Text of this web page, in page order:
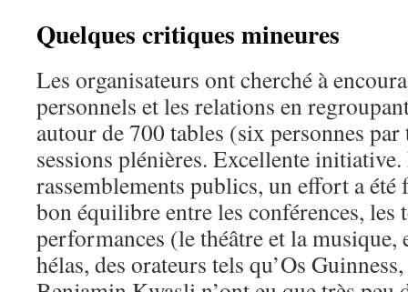
Quelques critiques mineures
Les organisateurs ont cherché à
personnels et les relations en
autour de 700 tables (six personnes
sessions plénières. Excellente
rassemblements publics, un effort a
bon équilibre entre les conférences, les
performances (le théâtre et la
hélas, des orateurs tels qu’Os